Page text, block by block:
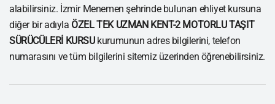
alabilirsiniz. İzmir Menemen şehrinde bulunan ehliyet kursuna
diğer bir adıyla ÖZEL TEK UZMAN KENT-2 MOTORLU TAŞIT
SÜRÜCÜLERİ KURSUkurumunun adres bilgilerini, telefon
numarasını ve tüm bilgilerini sitemiz üzerinden öğrenebilirsiniz.